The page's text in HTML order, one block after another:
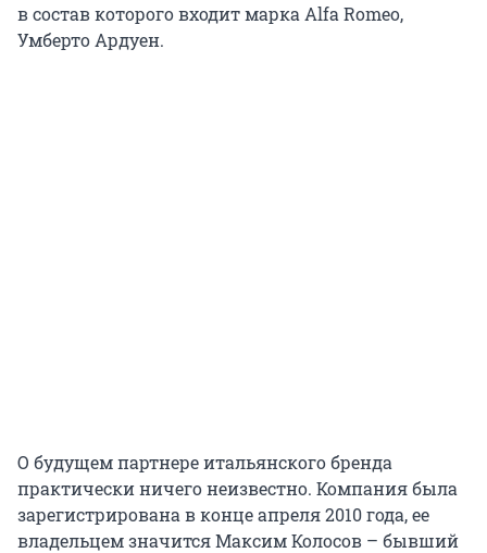
в состав которого входит марка Alfa Romeo,
Умберто Ардуен.
О будущем партнере итальянского бренда
практически ничего неизвестно. Компания была
зарегистрирована в конце апреля 2010 года, ее
владельцем значится Максим Колосов – бывший